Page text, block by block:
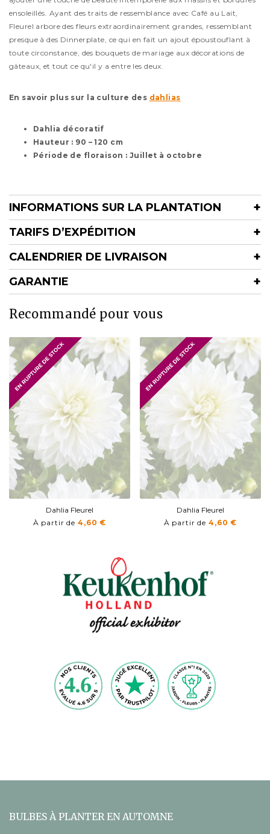
ensoleillés. Ayant des traits de ressemblance avec Café au Lait,
Fleurel arbore des fleurs extraordinairement grandes, ressemblant
presque à des Dinnerplate, ce qui en fait un ajout époustouflant à
toute circonstance, des bouquets de mariage aux décorations de
gâteaux, et tout ce qu'il y a entre les deux.
En savoir plus sur la culture des dahlias
Dahlia décoratif
Hauteur : 90 – 120 cm
Période de floraison : Juillet à octobre
INFORMATIONS SUR LA PLANTATION
TARIFS D’EXPÉDITION
CALENDRIER DE LIVRAISON
GARANTIE
Recommandé pour vous
Dahlia Fleurel
À partir de4,60 €
Dahlia Fleurel
À partir de4,60 €
BULBES À PLANTER EN AUTOMNE